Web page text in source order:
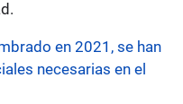
en 2021, se han
necesarias en el